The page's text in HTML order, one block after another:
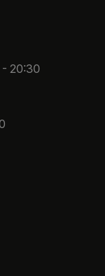
- 20:30